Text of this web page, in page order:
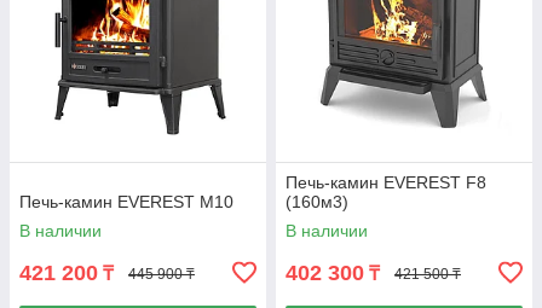
Печь-камин EVEREST М10
В наличии
421 200 ₸ 445 900 ₸
Печь-камин EVEREST F8
(160м3)
В наличии
402 300 ₸ 421 500 ₸